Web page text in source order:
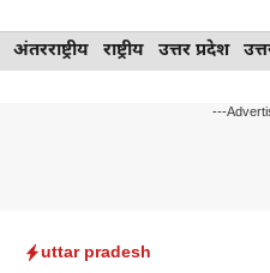
Skip
to
अंतरराष्ट्रीय राष्ट्रीय उत्तर प्रदेश
---
uttar pradesh